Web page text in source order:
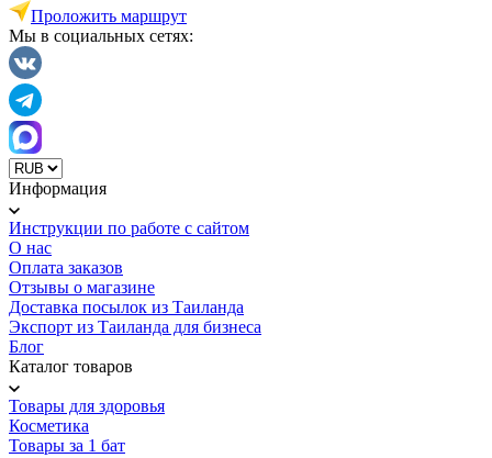
Проложить маршрут
Мы в социальных сетях:
Информация
Инструкции по работе с сайтом
О нас
Оплата заказов
Отзывы о магазине
Доставка посылок из Таиланда
Экспорт из Таиланда для бизнеса
Блог
Каталог товаров
Товары для здоровья
Косметика
Товары за 1 бат